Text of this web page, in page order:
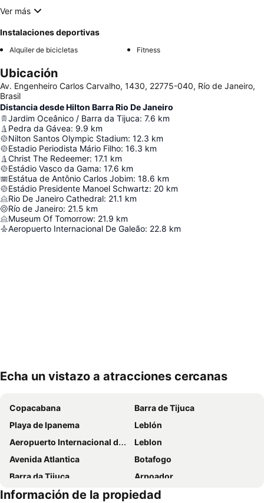
Ver más
Instalaciones deportivas
Alquiler de bicicletas Fitness
Ubicación
Av. Engenheiro Carlos Carvalho, 1430, 22775-040, Río de Janeiro,
Brasil
Distancia desde Hilton Barra Rio De Janeiro
Jardim Oceânico / Barra da Tijuca: 7.6 km
Pedra da Gávea: 9.9 km
Nilton Santos Olympic Stadium: 12.3 km
Estadio Periodista Mário Filho: 16.3 km
Christ The Redeemer: 17.1 km
Estádio Vasco da Gama: 17.6 km
Estátua de Antônio Carlos Jobim: 18.6 km
Estádio Presidente Manoel Schwartz: 20 km
Rio De Janeiro Cathedral: 21.1 km
Río de Janeiro: 21.5 km
Museum Of Tomorrow: 21.9 km
Aeropuerto Internacional De Galeão: 22.8 km
Echa un vistazo a atracciones cercanas
Copacabana
Barra de Tijuca
Playa de Ipanema
Leblón
Aeropuerto Internacional de Galeão Antônio Carlos Jobim
Leblon
Avenida Atlantica
Botafogo
Barra da Tijuca
Arpoador
Lapa
Cristo Redentor
Información de la propiedad